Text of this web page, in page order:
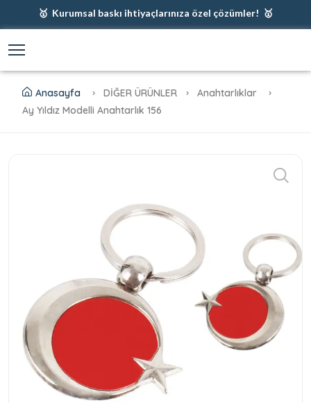
🥇 Kurumsal baskı ihtiyaçlarınıza özel çözümler! 🥇
🥇 Fiyatlarımıza baskı ve kargo dahildir! 🥇
Anasayfa DİĞER ÜRÜNLER
Anahtarlıklar
Ay Yıldız Modelli Anahtarlık 156